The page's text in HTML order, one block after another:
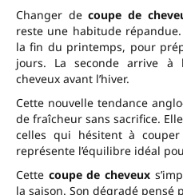
Changer decoupe de
reste une habitude
la fin du printemps, pour
jours. La seconde arrive à
cheveux avant l’hiver.
Cette nouvelle tendance
de fraîcheur sans sacrifice.
celles qui hésitent à
représente l’équilibre idéal
Cette coupe de cheveux
la saison. Son dégradé